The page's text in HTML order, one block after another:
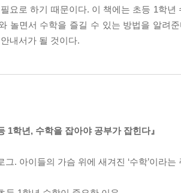
요로 하기 때문이다. 이 책에는 초등 1학
놀면서 수학을 즐길 수 있는 방법을 알려
내서가 될 것이다.
1학년, 수학을 잡아야 공부가 잡힌다』
그. 아이들의 가슴 위에 새겨진 ‘수학’이라는